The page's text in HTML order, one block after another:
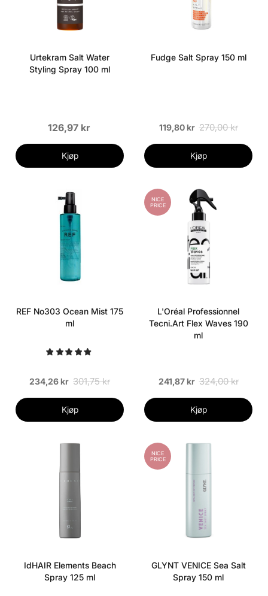
Urtekram Salt Water
Styling Spray 100 ml
126,97 kr
Kjøp
Fudge Salt Spray 150 ml
119,80 kr 270,00 kr
Kjøp
REF No303 Ocean Mist 175
ml
234,26 kr 301,75 kr
Kjøp
NICE
PRICE
L'Oréal Professionnel
Tecni.Art Flex Waves 190
ml
241,87 kr 324,00 kr
Kjøp
IdHAIR Elements Beach
Spray 125 ml
NICE
PRICE
GLYNT VENICE Sea Salt
Spray 150 ml